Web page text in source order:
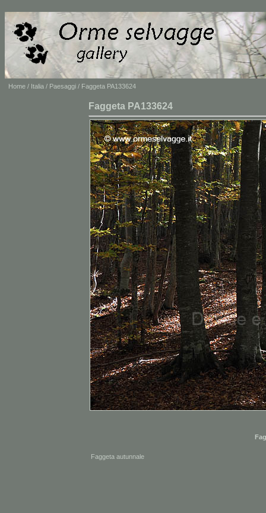
Home / Italia / Paesaggi / Faggeta PA133624
Faggeta PA133624
Faggeta autunnale